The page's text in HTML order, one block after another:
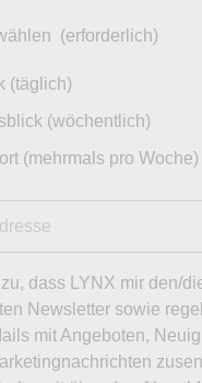
(erforderlich)
(täglich)
(wöchentlich)
(mehrmals pro Woche)
zu, dass LYNX mir den/
Newsletter sowie
mit Angeboten,